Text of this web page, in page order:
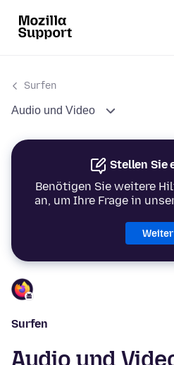
Surfen
Audio und Video
Stellen Sie
Benötigen Sie weitere
an, um Ihre Frage in
Weiter
Surfen
Audio und